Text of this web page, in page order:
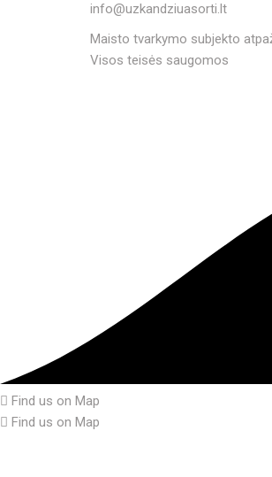
info@uzkandziuasorti.lt
Maisto tvarkymo subjekto
Visos teisės saugomos
Find us on Map
Find us on Map